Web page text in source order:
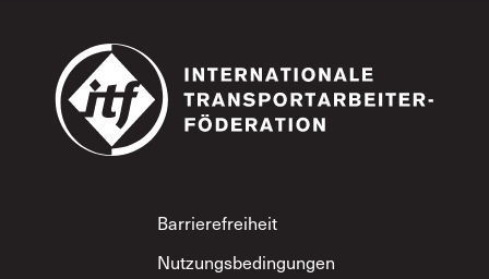
Footer
Barrierefreiheit
Nutzungsbedingungen